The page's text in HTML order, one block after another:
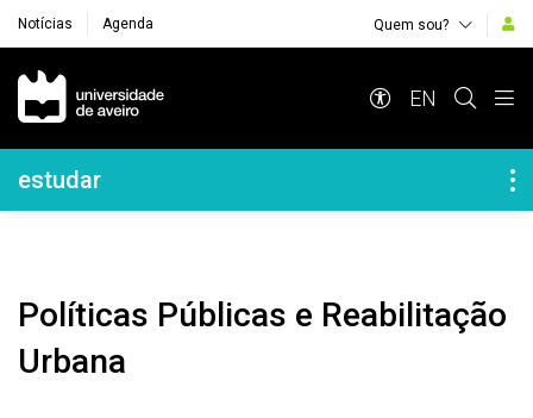
Notícias Agenda Quem sou?
Navegação Principal
EN
Navegação Lateral
estudar
Políticas Públicas e Reabilitação
Urbana